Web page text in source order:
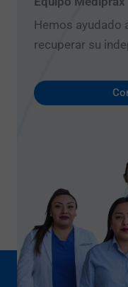
Hemos ayudado
recuperar su